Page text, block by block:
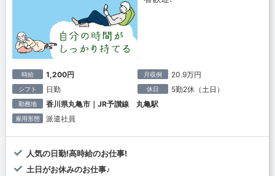
時給 1,200円 月収例 20.9万円
シフト 日勤 休日 5勤2休（土日）
勤務地 香川県丸亀市｜JR予讃線 丸亀駅
雇用形態 派遣社員
人気の日勤!高時給のお仕事!
土日がお休みのお仕事♪